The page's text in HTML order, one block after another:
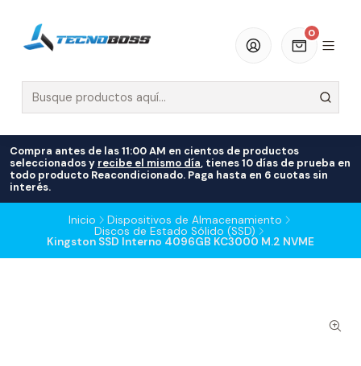
0
Compra antes de las 11:00 AM en cientos de productos
seleccionados y recibe el mismo día, tienes 10 días de prueba en
todo producto Reacondicionado. Paga hasta en 6 cuotas sin
interés.
Inicio
Dispositivos de Almacenamiento
Discos de Estado Sólido (SSD)
Kingston SSD Interno 4096GB KC3000 M.2 NVME